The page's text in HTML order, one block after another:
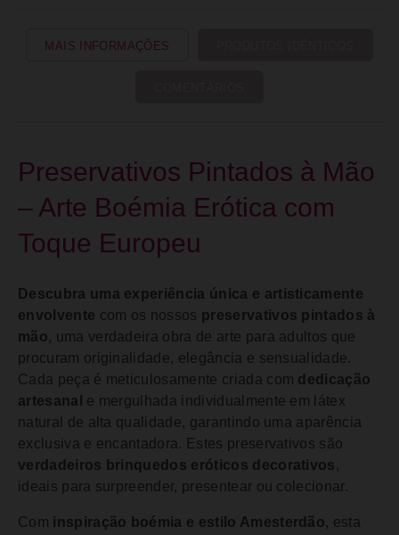
MAIS INFORMAÇÕES
Preservativos Pintados à Mão
– Arte Boémia Erótica com
Toque Europeu
Descubra uma experiência única e artisticamente
envolvente com os nossos preservativos pintados à
mão, uma verdadeira obra de arte para adultos que
procuram originalidade, elegância e sensualidade.
Cada peça é meticulosamente criada com dedicação
artesanal
e mergulhada individualmente em látex
natural de alta qualidade, garantindo uma aparência
exclusiva e encantadora. Estes preservativos são
verdadeiros brinquedos eróticos decorativos ,
ideais para surpreender, presentear ou colecionar.
Com inspiração boémia e estilo Amesterdão, esta